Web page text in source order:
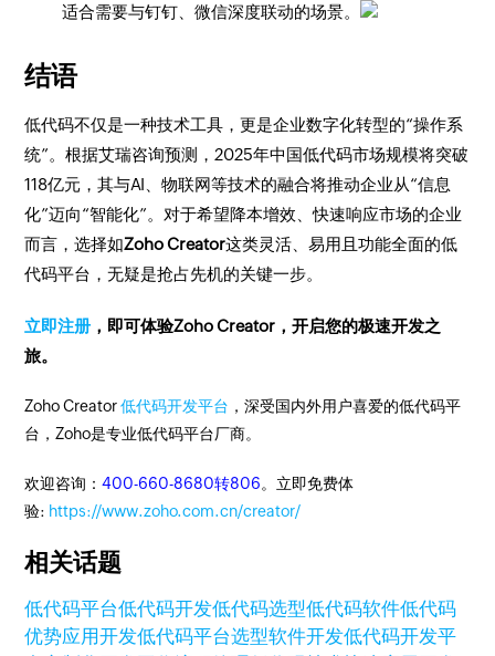
适合需要与钉钉、微信深度联动的场景。
结语
低代码不仅是一种技术工具，更是企业数字化转型的“操作系
统”。根据艾瑞咨询预测，2025年中国低代码市场规模将突破
118亿元，其与AI、物联网等技术的融合将推动企业从“信息
化”迈向“智能化”。对于希望降本增效、快速响应市场的企业
而言，选择如Zoho Creator这类灵活、易用且功能全面的低
代码平台，无疑是抢占先机的关键一步。
立即注册 ，即可体验Zoho Creator，开启您的极速开发之
旅。
Zoho Creator低代码开发平台 ，深受国内外用户喜爱的低代码平
台，Zoho是专业低代码平台厂商。
欢迎咨询：400-660-8680转806。立即免费体
验: https://www.zoho.com.cn/creator/
相关话题
低代码平台低代码开发低代码选型低代码软件低代码
优势应用开发低代码平台选型软件开发低代码开发平